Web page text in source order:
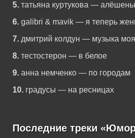
5. татьяна куртукова —
6. galibri & mavik — я теперь
7. дмитрий колдун — музыка моя
8. тестостерон — в белое
9. анна немченко — по городам
10. градусы — на ресницах
Последние треки